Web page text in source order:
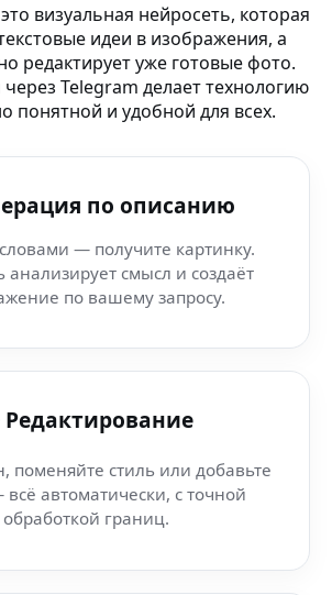
Мастер (настольное приложение) —
Air) — редактирование и
(Motorola) — AI-редактор
— AI-инструмент Nano Banana
группа) — умная нейросеть для
— Nano Banana AI: визуалы
Series X) — мгновенные AI-
визуальная нейросеть, которая
идеи в изображения, а
редактирует уже готовые фото.
Telegram делает технологию
понятной и удобной для всех.
по описанию
— получите картинку.
анализирует смысл и создаёт
по вашему запросу.
поменяйте стиль или добавьте
автоматически, с точной
обработкой границ.